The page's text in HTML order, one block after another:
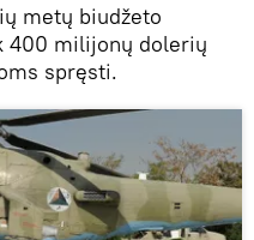
metų biudžeto
400 milijonų dolerių
spręsti.